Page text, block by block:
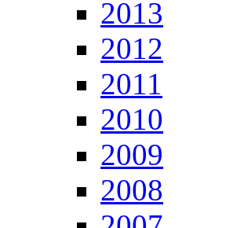
2013
2012
2011
2010
2009
2008